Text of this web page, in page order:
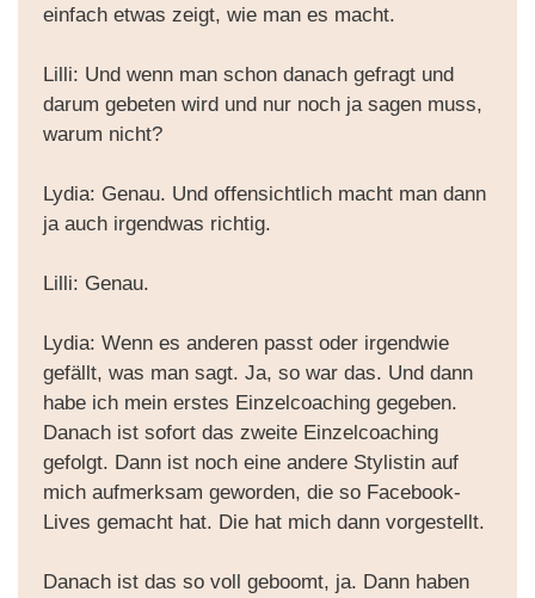
einfach etwas zeigt, wie man es macht.
Lilli: Und wenn man schon danach gefragt und
darum gebeten wird und nur noch ja sagen muss,
warum nicht?
Lydia: Genau. Und offensichtlich macht man dann
ja auch irgendwas richtig.
Lilli: Genau.
Lydia: Wenn es anderen passt oder irgendwie
gefällt, was man sagt. Ja, so war das. Und dann
habe ich mein erstes Einzelcoaching gegeben.
Danach ist sofort das zweite Einzelcoaching
gefolgt. Dann ist noch eine andere Stylistin auf
mich aufmerksam geworden, die so Facebook-
Lives gemacht hat. Die hat mich dann vorgestellt.
Danach ist das so voll geboomt, ja. Dann haben